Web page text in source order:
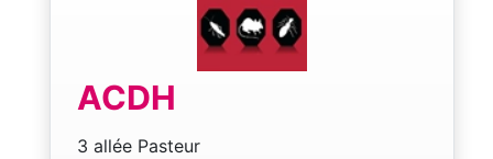
ACDH
3 allée Pasteur